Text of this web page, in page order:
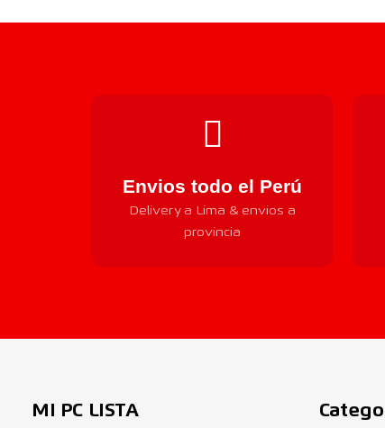
Envios todo el Perú
Delivery a Lima & envios a
provincia
MI PC LISTA